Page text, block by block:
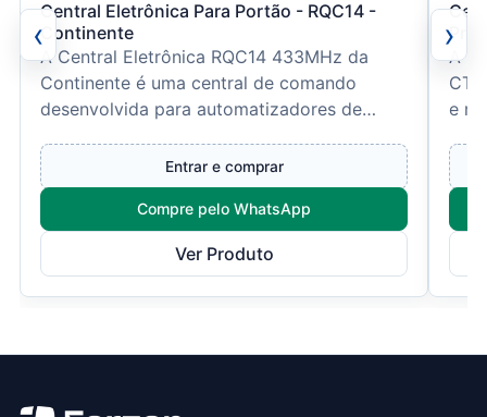
‹
Central Eletrônica Para Portão - RQC14 -
Continente
A Central Eletrônica RQC14 433MHz da
Continente é uma central de comando
desenvolvida para automatizadores de
Entrar e comprar
Compre pelo WhatsApp
Ver Produto
Pro
A
e
›